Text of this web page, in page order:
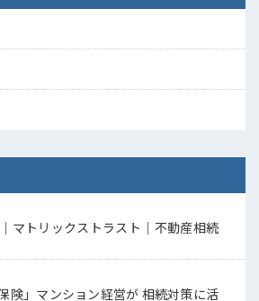
マトリックストラスト｜不動産相続
険」マンション経営が 相続対策に活